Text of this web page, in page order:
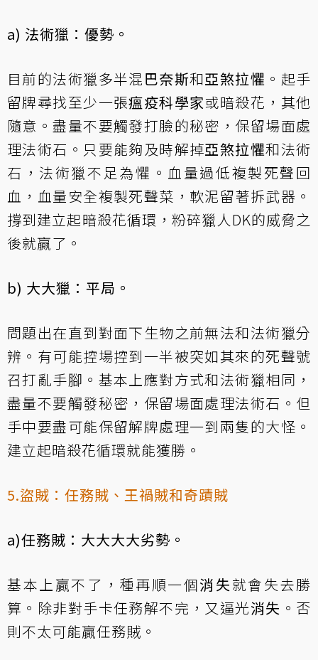
a) 法術獵：優勢。
目前的法術獵多半混巴奈斯和亞煞拉懼 。起手
留牌尋找至少一張瘟疫科學家或暗殺花，其他
隨意。盡量不要觸發打臉的秘密，保留場面處
理法術石。只要能夠及時解掉亞煞拉懼和法術
石，法術獵不足為懼。血量過低複製死聲回
血，血量安全複製死聲菜，軟泥留著拆武器。
撐到建立起暗殺花循環，粉碎獵人DK的威脅之
後就贏了。
b) 大大獵：平局。
問題出在直到對面下生物之前無法和法術獵分
辨。有可能控場控到一半被突如其來的死聲號
召打亂手腳。基本上應對方式和法術獵相同，
盡量不要觸發秘密，保留場面處理法術石。但
手中要盡可能保留解牌處理一到兩隻的大怪。
建立起暗殺花循環就能獲勝。
5.盜賊：任務賊、王禍賊和奇蹟賊
a)任務賊：大大大大劣勢。
基本上贏不了，種再順一個消失就會失去勝
算。除非對手卡任務解不完，又逼光消失 。否
則不太可能贏任務賊。